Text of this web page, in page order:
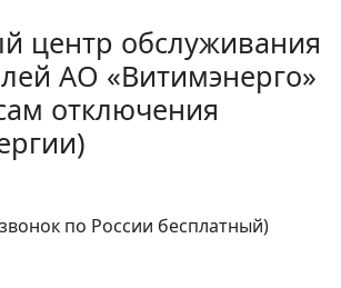
центр обслуживания
АО «Витимэнерго»
отключения
по России бесплатный)